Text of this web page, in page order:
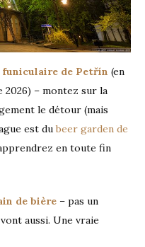
funiculaire de Petřín (en
2026) – montez sur la
le détour (mais
est du beer garden de
en toute fin
de bière – pas un
aussi. Une vraie